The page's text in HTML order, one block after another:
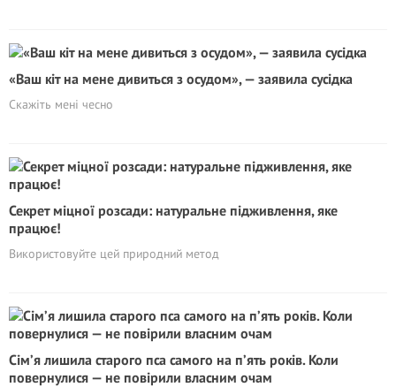
«Ваш кіт на мене дивиться з осудом», — заявила сусідка
Скажіть мені чесно
Секрет міцної розсади: натуральне підживлення, яке
працює!
Використовуйте цей природний метод
Сім’я лишила старого пса самого на п’ять років. Коли
повернулися — не повірили власним очам